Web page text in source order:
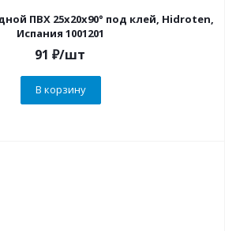
ПВХ 25х20х90° под клей, Hidroten,
Испания 1001201
91 ₽/шт
В корзину